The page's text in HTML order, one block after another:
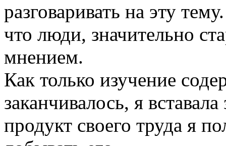
разговаривать на эту
что люди, значительно
мнением.
Как только изучение
заканчивалось, я
продукт своего труда я